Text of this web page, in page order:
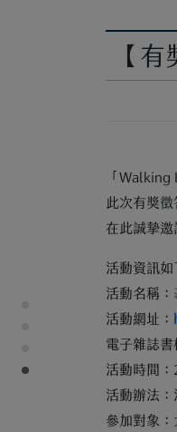
【
「
此次有獎
在此誠摯
活動資訊如
活動名稱：
活動網址：
電子雜誌書
活動時間
活動辦法
參加對象：